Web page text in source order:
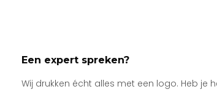
Een expert spreken?
Wij drukken écht alles met een logo. Heb je